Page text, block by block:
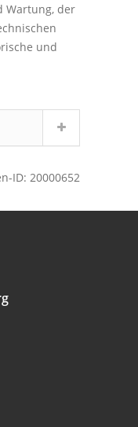
Wartung, der
und
ID: 20000652